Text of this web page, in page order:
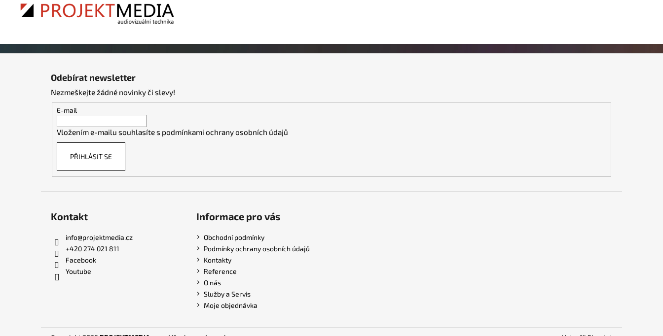
Odebírat newsletter
Nezmeškejte žádné novinky či slevy!
E-mail
Vložením e-mailu souhlasíte s podmínkami ochrany osobních údajů
PŘIHLÁSIT SE
Kontakt
info@projektmedia.cz
+420 274 021 811
Facebook
Youtube
Informace pro vás
Obchodní podmínky
Podmínky ochrany osobních údajů
Kontakty
Reference
O nás
Služby a Servis
Moje objednávka